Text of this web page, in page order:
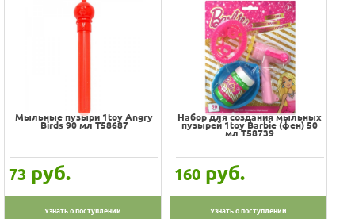
Мыльные пузыри 1toy Angry
Birds 90 мл Т58687
73 руб.
Узнать о поступлении
Набор для создания мыльных
пузырей 1toy Barbie (фен) 50
мл Т58739
160 руб.
Узнать о поступлении